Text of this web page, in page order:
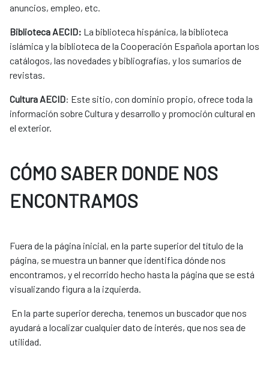
anuncios, empleo, etc.
Biblioteca AECID: La biblioteca hispánica, la biblioteca
islámica y la biblioteca de la Cooperación Española aportan los
catálogos, las novedades y bibliografías, y los sumarios de
revistas.
Cultura AECID: Este sitio, con dominio propio, ofrece toda la
información sobre Cultura y desarrollo y promoción cultural en
el exterior.
CÓMO SABER DONDE NOS
ENCONTRAMOS
Fuera de la página inicial, en la parte superior del título de la
página, se muestra un banner que identifica dónde nos
encontramos, y el recorrido hecho hasta la página que se está
visualizando figura a la izquierda.
En la parte superior derecha, tenemos un buscador que nos
ayudará a localizar cualquier dato de interés, que nos sea de
utilidad.